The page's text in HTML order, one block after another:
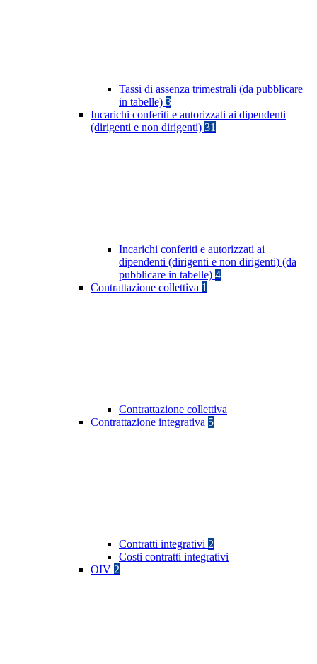
Tassi di assenza trimestrali (da pubblicare
in tabelle) 3
Incarichi conferiti e autorizzati ai dipendenti
(dirigenti e non dirigenti) 31
Incarichi conferiti e autorizzati ai
dipendenti (dirigenti e non dirigenti) (da
pubblicare in tabelle) 4
Contrattazione collettiva 1
Contrattazione collettiva
Contrattazione integrativa 5
Contratti integrativi 2
Costi contratti integrativi
OIV 2